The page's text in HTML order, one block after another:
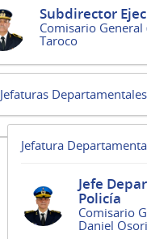
Subdirector
Comisario General
Taroco
Jefaturas Departamentales
Jefatura
Jefe
Policía
Comisario
Daniel